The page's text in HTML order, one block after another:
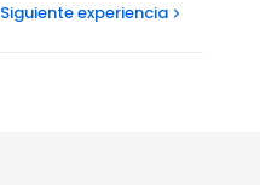
Siguienteexperiencia